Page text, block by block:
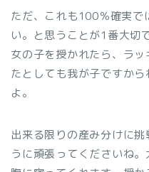
ただ、これも100％確実で
い。と思うことが1番大切
女の子を授かれたら、ラ
たとしても我が子ですか
よ。
出来る限りの産み分けに
うに頑張ってくださいね